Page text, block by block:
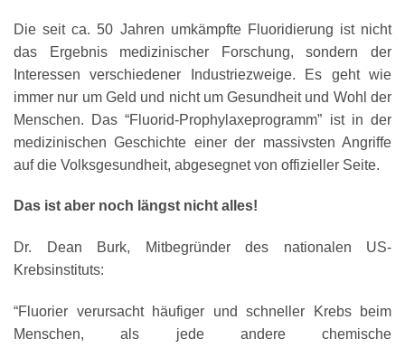
Die seit ca. 50 Jahren umkämpfte Fluoridierung ist nicht
das Ergebnis medizinischer Forschung, sondern der
Interessen verschiedener Industriezweige. Es geht wie
immer nur um Geld und nicht um Gesundheit und Wohl der
Menschen. Das “Fluorid-Prophylaxeprogramm” ist in der
medizinischen Geschichte einer der massivsten Angriffe
auf die Volksgesundheit, abgesegnet von offizieller Seite.
Das ist aber noch längst nicht alles!
Dr. Dean Burk, Mitbegründer des nationalen US-
Krebsinstituts:
“Fluorier verursacht häufiger und schneller Krebs beim
Menschen, als jede andere chemische